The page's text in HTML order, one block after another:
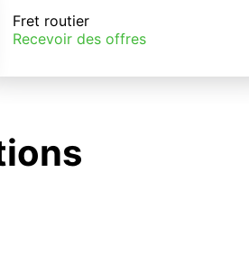
Fret routier
Recevoir des offres